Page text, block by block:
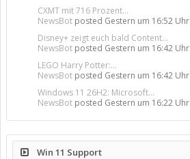
CXMT mit 716 Prozent...
NewsBot posted Gestern um 16:52 Uhr
Disney+ zeigt euch bald Content...
NewsBot posted Gestern um 16:42 Uhr
LEGO Harry Potter:...
NewsBot posted Gestern um 16:42 Uhr
Windows 11 26H2: Microsoft...
NewsBot posted Gestern um 16:22 Uhr
Win 11 Support